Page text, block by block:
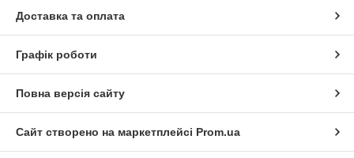
Доставка та оплата
Графік роботи
Повна версія сайту
Сайт створено на маркетплейсі Prom.ua